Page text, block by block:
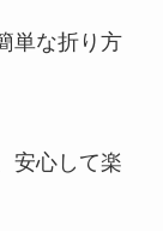
単な折り方
安心して楽